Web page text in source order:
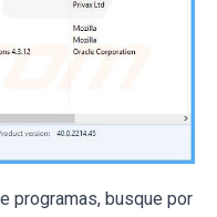
programas, busque por